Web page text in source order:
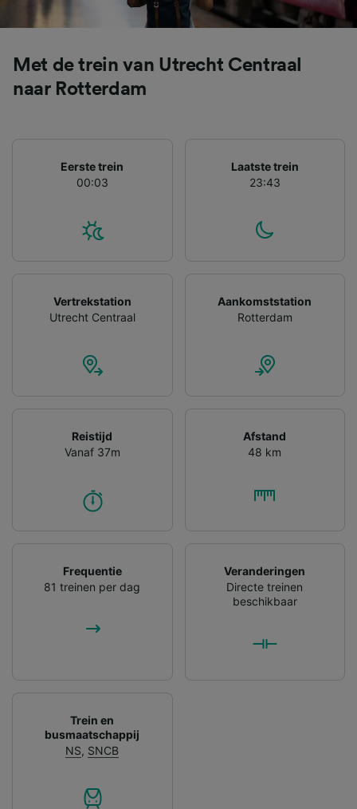
Met de trein van Utrecht Centraal
naar Rotterdam
Eerste trein
00:03
Laatste trein
23:43
Vertrekstation
Utrecht Centraal
Aankomststation
Rotterdam
Reistijd
Vanaf 37m
Afstand
48 km
Frequentie
81 treinen per dag
Veranderingen
Directe treinen
beschikbaar
Trein en
busmaatschappij
NS, SNCB
gevraagd om je niet te volgen.
voor de volgende doeleinden:
Precieze geolocatiegegevens gebruiken. De
apparaatkenmerken actief scannen ter
advertenties en content, advertentie- en
ontwikkeling van diensten.